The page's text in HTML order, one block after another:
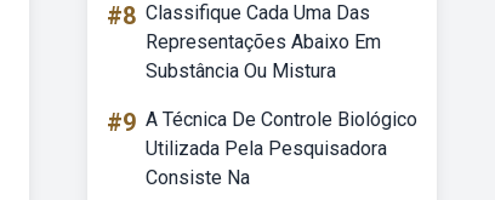
#8 Classifique Cada Uma Das
Representações Abaixo Em
Substância Ou Mistura
#9 A Técnica De Controle Biológico
Utilizada Pela Pesquisadora
Consiste Na